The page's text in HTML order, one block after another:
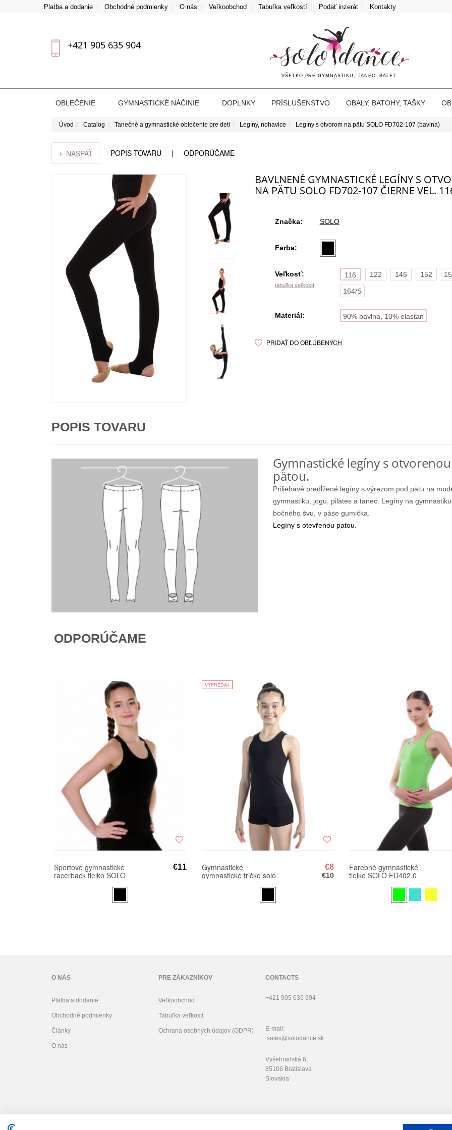
Platba a dodanie Obchodné podmienky O nás Veľkoobchod Tabuľka veľkostí Podať inzerát Kontakty
+421 905 635 904
VŠETKO PRE GYMNASTIKU, TANEC, BALET
OBLEČENIE GYMNASTICKÉ NÁČINIE DOPLNKY PRÍSLUŠENSTVO OBALY, BATOHY, TAŠKY
Úvod Catalog Tanečné a gymnastické oblečenie pre deti Legíny, nohavice Legíny s otvorom na pätu SOLO FD702-107 (bavlna)
←NASPÄŤ POPIS TOVARU ODPORÚČAME
BAVLNENÉ GYMNASTICKÉ LEGÍNY S
NA PÄTU SOLO FD702-107 ČIERNE VEL.
Značka: SOLO
Farba:
Veľkosť:
tabuľka veľkostí
116 122 146 152
164/S
Materiál: 90% bavlna, 10% elastan
PRIDAŤ DO OBĽÚBENÝCH
POPIS TOVARU
Gymnastické legíny s otvorenou
pätou.
Priliehavé predĺžené legíny s výrezom pod pätu na
gymnastiku, jogu, pilates a tanec. Legíny na
bočného švu, v páse gumička.
Legíny s otevřenou patou.
ODPORÚČAME
Športové gymnastické
racerback tielko SOLO
€11
VÝPREDAJ
Gymnastické
gymnastické tričko solo
€8
€10
Farebné gymnastické
tielko SOLO FD402.0
O NÁS
Platba a dodanie
Obchodné podmienky
Články
O nás
PRE ZÁKAZNÍKOV
Veľkoobchod
Tabuľka veľkostí
Ochrana osobných údajov (GDPR)
CONTACTS
+421 905 635 904
E-mail:
sales@solodance.sk
Vyšehradská 6,
85106 Bratislava
Slovakia